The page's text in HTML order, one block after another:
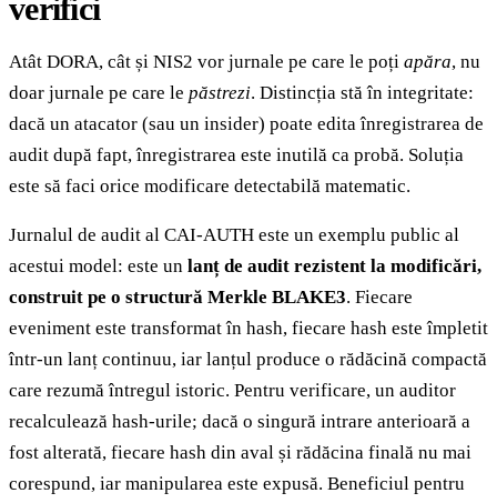
verifici
Atât DORA, cât și NIS2 vor jurnale pe care le poți apăra, nu
doar jurnale pe care le păstrezi. Distincția stă în integritate:
dacă un atacator (sau un insider) poate edita înregistrarea de
audit după fapt, înregistrarea este inutilă ca probă. Soluția
este să faci orice modificare detectabilă matematic.
Jurnalul de audit al CAI-AUTH este un exemplu public al
acestui model: este un lanț de audit rezistent la modificări,
construit pe o structură Merkle BLAKE3. Fiecare
eveniment este transformat în hash, fiecare hash este împletit
într-un lanț continuu, iar lanțul produce o rădăcină compactă
care rezumă întregul istoric. Pentru verificare, un auditor
recalculează hash-urile; dacă o singură intrare anterioară a
fost alterată, fiecare hash din aval și rădăcina finală nu mai
corespund, iar manipularea este expusă. Beneficiul pentru